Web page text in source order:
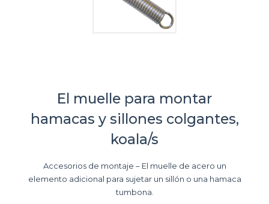
El muelle para montar
hamacas y sillones colgantes,
koala/s
Accesorios de montaje – El muelle de acero un
elemento adicional para sujetar un sillón o una hamaca
tumbona.